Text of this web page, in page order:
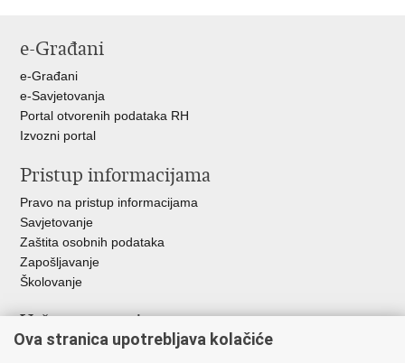
FacebookuTwitteru
e-Građani
e-Građani
e-Savjetovanja
Portal otvorenih podataka RH
Izvozni portal
Pristup informacijama
Pravo na pristup informacijama
Savjetovanje
Zaštita osobnih podataka
Zapošljavanje
Školovanje
Važne poveznice
Ministarstvo unutarnjih poslova
Ova stranica upotrebljava kolačiće